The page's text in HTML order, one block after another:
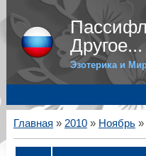
Другое...
Эзотерика и
Главная » 2010 » Ноябрь »